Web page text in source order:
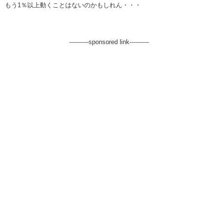
もう1％以上動くことはないのかもしれん・・・
----------sponsored link----------